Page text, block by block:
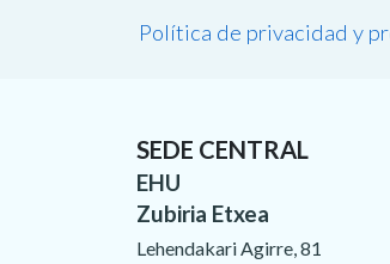
Política de privacidad y
SEDE CENTRAL
EHU
Zubiria Etxea
Lehendakari Agirre, 81